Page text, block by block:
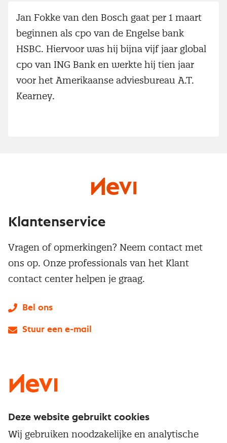
Jan Fokke van den Bosch gaat per 1 maart
beginnen als cpo van de Engelse bank
HSBC. Hiervoor was hij bijna vijf jaar global
cpo van ING Bank en werkte hij tien jaar
voor het Amerikaanse adviesbureau A.T.
Kearney.
Klantenservice
Vragen of opmerkingen? Neem contact met
ons op. Onze professionals van het Klant
contact center helpen je graag.
Bel ons
Stuur een e-mail
Deze website gebruikt cookies
Wij gebruiken noodzakelijke en analytische